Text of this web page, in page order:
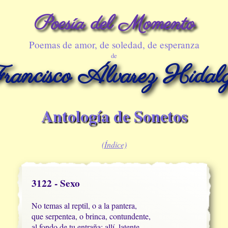
Poesía del Momento
Poemas de amor, de soledad, de esperanza
de
Álvarez
Antología de Sonetos
(Índice)
3122 - Sexo
No temas al reptil, o a la pantera,
que serpentea, o brinca, contundente,